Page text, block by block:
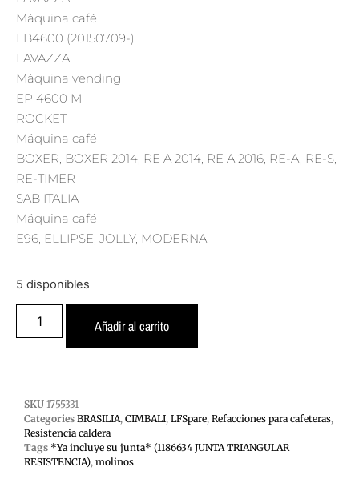
Máquina café
LB4600 (20150709-)
LAVAZZA
Máquina vending
EP 4600 M
ROCKET
Máquina café
BOXER, BOXER 2014, RE A 2014, RE A 2016, RE-A, RE-S,
RE-TIMER
SAB ITALIA
Máquina café
E96, ELLIPSE, JOLLY, MODERNA
5 disponibles
Añadir al carrito
SKU 1755331
Categories BRASILIA, CIMBALI, LFSpare, Refacciones para cafeteras,
Resistencia caldera
Tags *Ya incluye su junta* (1186634 JUNTA TRIANGULAR
RESISTENCIA), molinos